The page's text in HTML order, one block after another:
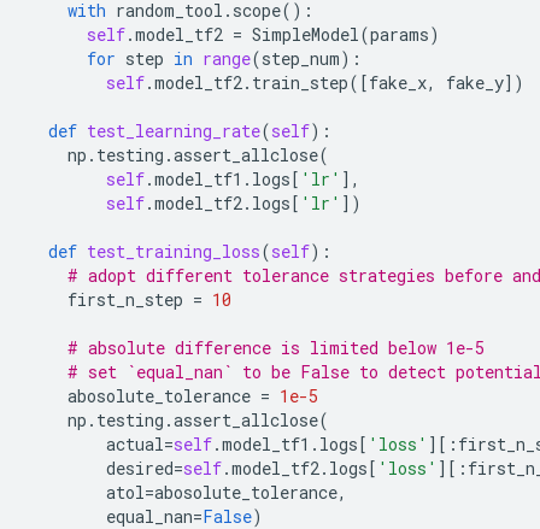
with random_tool . scope():
self.model_tf2 = SimpleModel(params)
for step in range(step_num):
self.model_tf2. train_step([fake_x, fake_y])
def test_learning_rate(self):
np . testing .assert_allclose(
self.model_tf1 . logs[ 'lr' ],
self.model_tf2. logs[ 'lr' ])
def test_training_loss(self):
# adopt different tolerance strategies before
first_n_step = 10
# absolute difference is limited below 1e-5
# set `equal_nan` to be False to detect
abosolute_tolerance = 1e-5
np . testing .assert_allclose(
actual=self.model_tf1 . logs[ 'loss' ][:
desired=self.model_tf2. logs[ 'loss' ][:
atol=abosolute_tolerance,
equal_nan=False)